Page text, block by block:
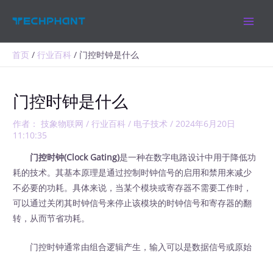
首页 行业百科 门控时钟是什么
门控时钟是什么
作者： 技象物联网/行业百科 / 电子技术 /2024年6月20日
11:10:35
门控时钟(Clock Gating)是一种在数字电路设计中用于降低功
耗的技术。其基本原理是通过控制时钟信号的启用和禁用来减少
不必要的功耗。具体来说，当某个模块或寄存器不需要工作时，
可以通过关闭其时钟信号来停止该模块的时钟信号和寄存器的翻
转，从而节省功耗。
门控时钟通常由组合逻辑产生，输入可以是数据信号或原始